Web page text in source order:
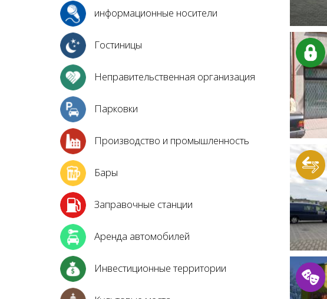
информационные носители
Гостиницы
Неправительственная организация
Парковки
Производство и промышленность
Бары
Заправочные станции
Аренда автомобилей
Инвестиционные территории